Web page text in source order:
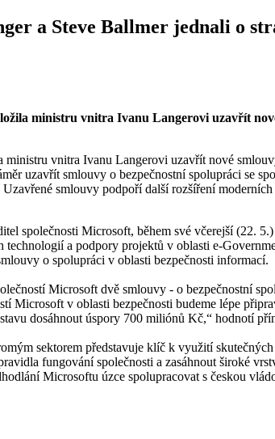
a Steve Ballmer jednali o
ministru vnitra Ivanu Langerovi uzavřít
vnitra Ivanu Langerovi uzavřít nové
uzavřít smlouvy o bezpečnostní spolupráci se
smlouvy podpoří další rozšíření
společnosti Microsoft, během své včerejší (22.
a podpory projektů v oblasti e-
o spolupráci v oblasti bezpečnosti informací.
Microsoft dvě smlouvy - o bezpečnostní
Microsoft v oblasti bezpečnosti budeme lépe
dosáhnout úspory 700 miliónů Kč,“ hodnotí
sektorem představuje klíč k využití
fungování společnosti a zasáhnout široké
Microsoftu úzce spolupracovat s českou